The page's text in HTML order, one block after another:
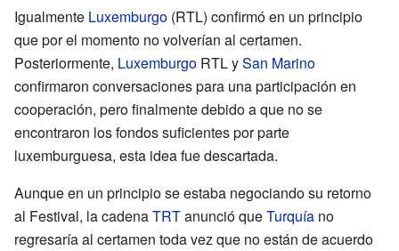
Igualmente Luxemburgo (RTL) confirmó en un principio
que por el momento no volverían al certamen.
Posteriormente, Luxemburgo RTL ySan Marino
confirmaron conversaciones para una participación en
cooperación, pero finalmente debido a que no se
encontraron los fondos suficientes por parte
luxemburguesa, esta idea fue descartada.
Aunque en un principio se estaba negociando su retorno
al Festival, la cadenaTRTanunció queTurquía no
regresaría al certamen toda vez que no están de acuerdo